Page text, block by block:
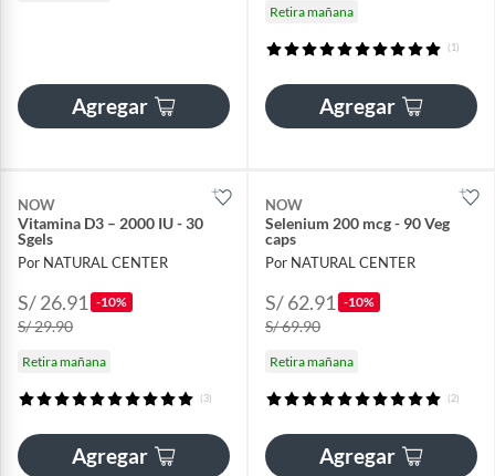
Agregar
Retira mañana
(1)
Agregar
NOW
Vitamina D3 – 2000 IU - 30
Sgels
Por NATURAL CENTER
S/ 26.91 -10%
S/ 29.90
Retira mañana
(3)
Agregar
NOW
Selenium 200 mcg - 90 Veg
caps
Por NATURAL CENTER
S/ 62.91 -10%
S/ 69.90
Retira mañana
(2)
Agregar